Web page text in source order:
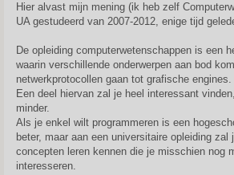
Hier alvast mijn mening (ik heb zelf
UA gestudeerd van 2007-2012, enige tijd
De opleiding computerwetenschappen is een
waarin verschillende onderwerpen aan bod
netwerkprotocollen gaan tot grafische engines.
Een deel hiervan zal je heel interessant
minder.
Als je enkel wilt programmeren is een
beter, maar aan een universitaire opleiding zal
concepten leren kennen die je misschien nog
interesseren.